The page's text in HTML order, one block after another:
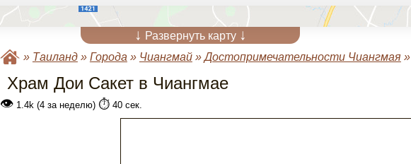
↓ Развернуть карту ↓
» Таиланд» Города » Чиангмай»Достопримечательности Чиангмая»
Храм Дои Сакет в Чиангмае
👁1.4k (4 за неделю) ⏱️40 сек.